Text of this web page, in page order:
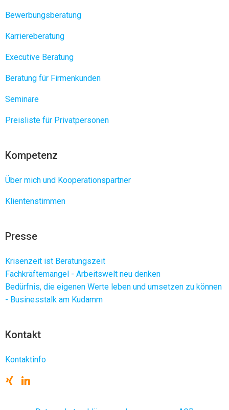
Bewerbungsberatung
Karriereberatung
Executive Beratung
Beratung für Firmenkunden
Seminare
Preisliste für Privatpersonen
Kompetenz
Über mich und Kooperationspartner
Klientenstimmen
Presse
Krisenzeit ist Beratungszeit
Fachkräftemangel - Arbeitswelt neu denken
Bedürfnis, die eigenen Werte leben und umsetzen zu können
- Businesstalk am Kudamm
Kontakt
Kontaktinfo